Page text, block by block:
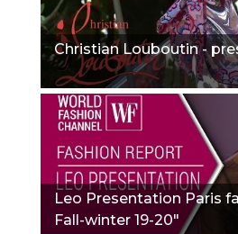
Christian Louboutin -
Leo Presentation Paris
Fall-winter 19-20"